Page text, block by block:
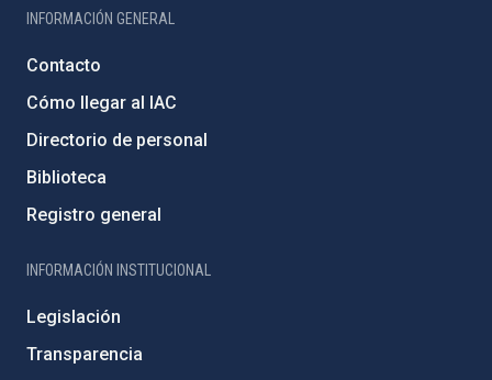
INFORMACIÓN GENERAL
Contacto
Cómo llegar al IAC
Directorio de personal
Biblioteca
Registro general
INFORMACIÓN INSTITUCIONAL
Legislación
Transparencia